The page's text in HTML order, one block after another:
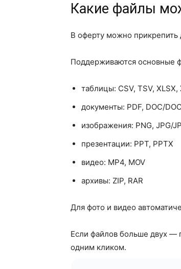
Какие файлы
В оферту можно прикрепить
Поддерживаются основные
таблицы: CSV, TSV, XLSX,
документы: PDF, DOC/
изображения: PNG, JPG/
презентации: PPT, PPTX
видео: MP4, MOV
архивы: ZIP, RAR
Для фото и видео
Если файлов больше двух —
одним кликом.